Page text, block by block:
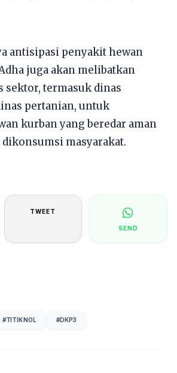
antisipasi penyakit hewan
juga akan melibatkan
sektor, termasuk dinas
pertanian, untuk
kurban yang beredar aman
masyarakat.
TWEET
SEND
#TITIK NOL #DKP3